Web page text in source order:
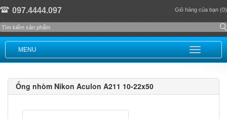
097.4444.097 Giỏ hàng của bạn (0)
MENU
Ống nhòm Nikon Aculon A211 10-22x50